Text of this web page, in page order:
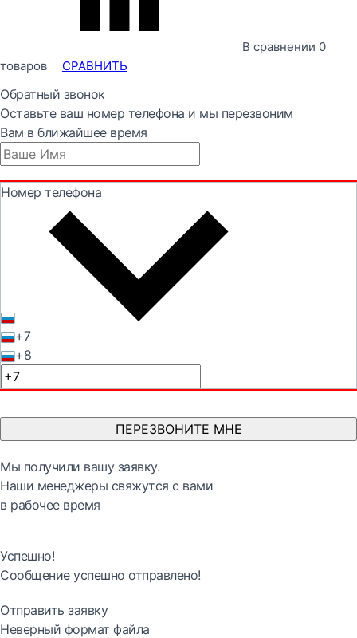
В сравнении 0
товаров
СРАВНИТЬ
Обратный звонок
Оставьте ваш номер телефона и мы перезвоним
Вам в ближайшее время
Номер телефона
+7
+8
ПЕРЕЗВОНИТЕ МНЕ
Мы получили вашу заявку.
Наши менеджеры свяжутся с вами
в рабочее время
Успешно!
Сообщение успешно отправлено!
Отправить заявку
Неверный формат файла